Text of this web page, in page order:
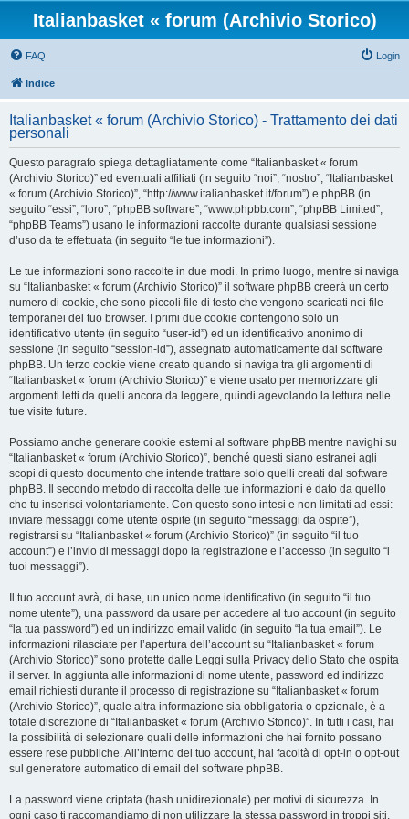
Italianbasket « forum (Archivio Storico)
FAQ Login
Indice
Italianbasket « forum (Archivio Storico) - Trattamento dei dati
personali
Questo paragrafo spiega dettagliatamente come “Italianbasket « forum
(Archivio Storico)” ed eventuali affiliati (in seguito “noi”, “nostro”, “Italianbasket
« forum (Archivio Storico)”, “http://www.italianbasket.it/forum”) e phpBB (in
seguito “essi”, “loro”, “phpBB software”, “www.phpbb.com”, “phpBB Limited”,
“phpBB Teams”) usano le informazioni raccolte durante qualsiasi sessione
d’uso da te effettuata (in seguito “le tue informazioni”).
Le tue informazioni sono raccolte in due modi. In primo luogo, mentre si naviga
su “Italianbasket « forum (Archivio Storico)” il software phpBB creerà un certo
numero di cookie, che sono piccoli file di testo che vengono scaricati nei file
temporanei del tuo browser. I primi due cookie contengono solo un
identificativo utente (in seguito “user-id”) ed un identificativo anonimo di
sessione (in seguito “session-id”), assegnato automaticamente dal software
phpBB. Un terzo cookie viene creato quando si naviga tra gli argomenti di
“Italianbasket « forum (Archivio Storico)” e viene usato per memorizzare gli
argomenti letti da quelli ancora da leggere, quindi agevolando la lettura nelle
tue visite future.
Possiamo anche generare cookie esterni al software phpBB mentre navighi su
“Italianbasket « forum (Archivio Storico)”, benché questi siano estranei agli
scopi di questo documento che intende trattare solo quelli creati dal software
phpBB. Il secondo metodo di raccolta delle tue informazioni è dato da quello
che tu inserisci volontariamente. Con questo sono intesi e non limitati ad essi:
inviare messaggi come utente ospite (in seguito “messaggi da ospite”),
registrarsi su “Italianbasket « forum (Archivio Storico)” (in seguito “il tuo
account”) e l’invio di messaggi dopo la registrazione e l’accesso (in seguito “i
tuoi messaggi”).
Il tuo account avrà, di base, un unico nome identificativo (in seguito “il tuo
nome utente”), una password da usare per accedere al tuo account (in seguito
“la tua password”) ed un indirizzo email valido (in seguito “la tua email”). Le
informazioni rilasciate per l’apertura dell’account su “Italianbasket « forum
(Archivio Storico)” sono protette dalle Leggi sulla Privacy dello Stato che ospita
il server. In aggiunta alle informazioni di nome utente, password ed indirizzo
email richiesti durante il processo di registrazione su “Italianbasket « forum
(Archivio Storico)”, quale altra informazione sia obbligatoria o opzionale, è a
totale discrezione di “Italianbasket « forum (Archivio Storico)”. In tutti i casi, hai
la possibilità di selezionare quali delle informazioni che hai fornito possano
essere rese pubbliche. All’interno del tuo account, hai facoltà di opt-in o opt-out
sul generatore automatico di email del software phpBB.
La password viene criptata (hash unidirezionale) per motivi di sicurezza. In
ogni caso ti raccomandiamo di non utilizzare la stessa password in troppi siti.